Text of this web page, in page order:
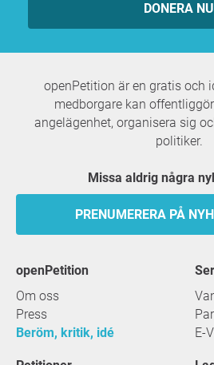
DONERA NU
openPetition är en gratis och
medborgare kan
angelägenhet, organisera sig
politiker.
Missa aldrig några
PRENUMERERA PÅ
openPetition
Om oss
Press
Beröm, kritik, idé
E-